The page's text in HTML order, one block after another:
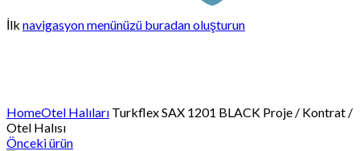
İlk navigasyon menünüzü buradan oluşturun
HomeOtel Halıları Turkflex SAX 1201 BLACK Proje / Kontrat /
Otel Halısı
Önceki ürün